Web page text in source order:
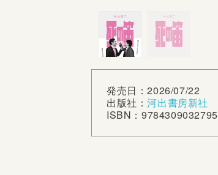
発売日：2026/07/22
出版社：河出書房新社
ISBN：9784309032795